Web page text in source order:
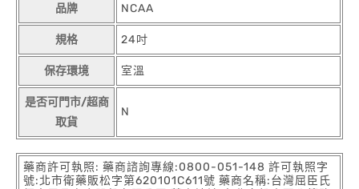
品牌 NCAA
規格 24吋
保存環境 室溫
是否可門市/超商
取貨
N
藥商許可執照: 藥商諮詢專線:0800-051-148 許可執照字
號:北市衛藥販松字第620101C611號 藥商名稱:台灣屈臣氏